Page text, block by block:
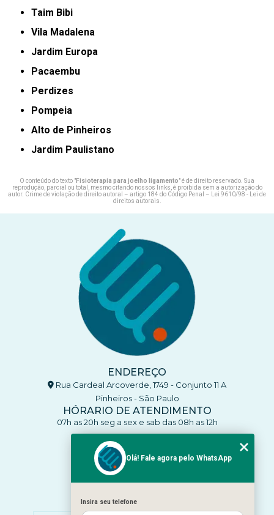
taim Bibi
Vila Madalena
jardim Europa
Pacaembu
Perdizes
Pompeia
Alto de Pinheiros
Jardim Paulistano
O conteúdo do texto "Fisioterapia para joelho ligamento" é de direito reservado. Sua
reprodução, parcial ou total, mesmo citando nossos links, é proibida sem a autorização do
autor. Crime de violação de direito autoral – artigo 184 do Código Penal – Lei 9610/98 - Lei de
direitos autorais.
ENDEREÇO
Rua Cardeal Arcoverde, 1749 - Conjunto 11 A
Pinheiros - São Paulo
HÓRARIO DE ATENDIMENTO
07h as 20h seg a sex e sab das 08h as 12h
CONTATO
(11) 93770-4137
(11) 93770-4137
clinicaenleva5@gmail.com
MENU
Olá! Fale agora pelo WhatsApp
Insira seu telefone